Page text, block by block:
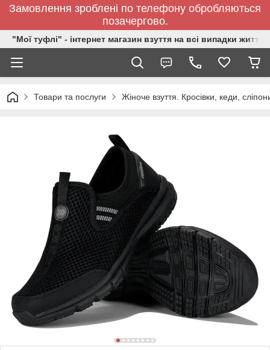
Замовлення зроблені по телефону обробляються
позачергово.
"Мої туфлі" - інтернет магазин взуття на всі випадки життя.
Товари та послуги Жіноче взуття. Кросівки, кеди,